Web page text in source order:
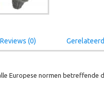
Reviews (0)
Europese normen betreffende